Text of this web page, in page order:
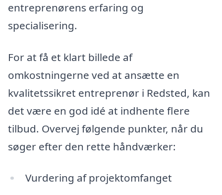
entreprenørens erfaring og
specialisering.
For at få et klart billede af
omkostningerne ved at ansætte en
kvalitetssikret entreprenør i Redsted, kan
det være en god idé at indhente flere
tilbud. Overvej følgende punkter, når du
søger efter den rette håndværker:
Vurdering af projektomfanget